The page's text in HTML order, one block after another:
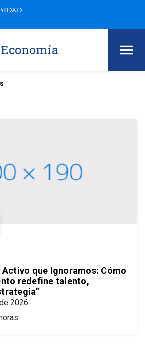
Activo que Ignoramos: Cómo
redefine talento,
2026